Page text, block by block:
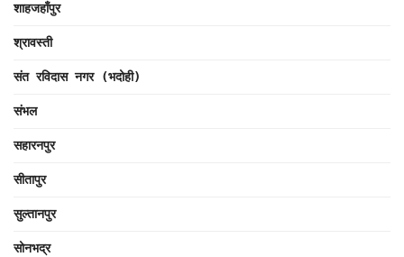
शाहजहाँपुर
श्रावस्ती
संत रविदास नगर (भदोही)
संभल
सहारनपुर
सीतापुर
सुल्तानपुर
सोनभद्र